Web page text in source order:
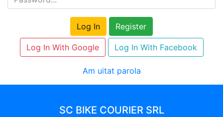
Am uitat parola
SC BIKE COURIER SRL